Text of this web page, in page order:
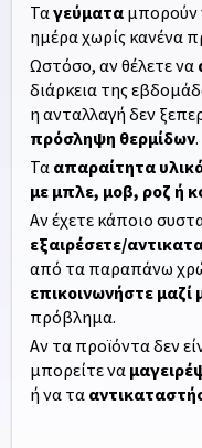
Ταγεύματα μπορούν
ημέρα χωρίς κανένα
Ωστόσο, αν θέλετε να
διάρκεια της
η ανταλλαγή δεν
πρόσληψη θερμίδων.
Τα απαραίτητα
με μπλε, μοβ, ροζ ή
Αν έχετε κάποιο
εξαιρέσετε/
από τα παραπάνω
επικοινωνήστε μαζί
πρόβλημα.
Αν τα προϊόντα δεν
μπορείτε να
ή να τα